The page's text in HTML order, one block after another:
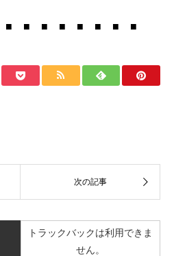
■ ■ ■ ■ ■ ■ ■
トラックバックは利用できま
せん。